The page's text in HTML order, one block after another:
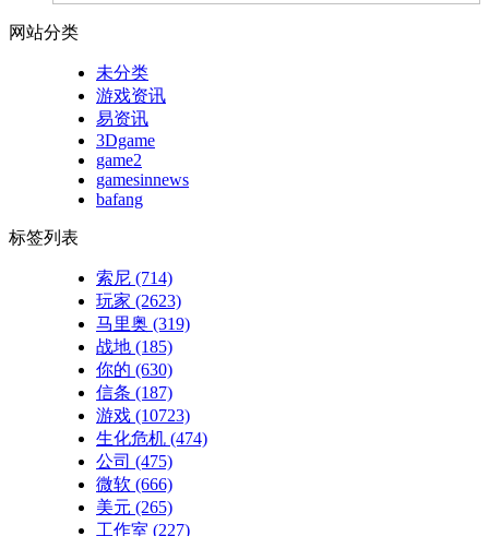
网站分类
未分类
游戏资讯
易资讯
3Dgame
game2
gamesinnews
bafang
标签列表
索尼 (714)
玩家 (2623)
马里奥 (319)
战地 (185)
你的 (630)
信条 (187)
游戏 (10723)
生化危机 (474)
公司 (475)
微软 (666)
美元 (265)
工作室 (227)